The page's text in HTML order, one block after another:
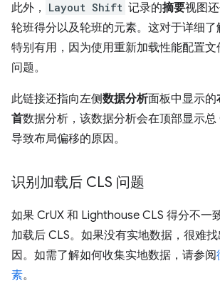
此外， Layout Shift 记录的摘要视图
轮班得分以及轮班的元素。这对于详细了
特别有用，因为使用重新加载性能配置
问题。
此链接还指向左侧数据分析面板中显示的
首数据分析，该数据分析会在顶部显示总
导致布局偏移的原因。
识别加载后 CLS 问题
如果 CrUX 和 Lighthouse CLS 得分不一
加载后 CLS。如果没有实地数据，很难
因。如需了解如何收集实地数据，请参阅
素。